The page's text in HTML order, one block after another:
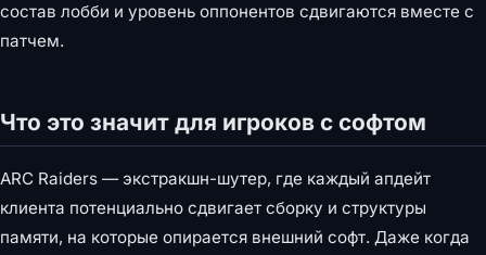
состав лобби и уровень оппонентов сдвигаются вместе с
патчем.
Что это значит для игроков с софтом
ARC Raiders — экстракшн-шутер, где каждый апдейт
клиента потенциально сдвигает сборку и структуры
памяти, на которые опирается внешний софт. Даже когда